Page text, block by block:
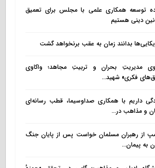
توسعه همکاری علمی با مجلس برای تعمیق
دینی هستیم
بدانند زمان به عقب برنخواهد گشت
مدیریتِ بحران و تربیتِ مجاهد؛ واکاوی
فکری» شهید…
داریم با همکاری صداوسیما، قطب رسانه‌ای
و مذاهب در…
از رهبران مسلمان خواست پس از پایان جنگ
به پیمان…